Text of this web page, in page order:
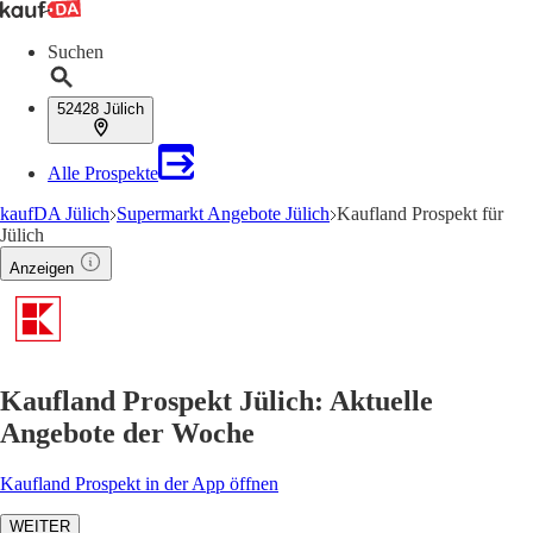
Suchen
52428 Jülich
Alle Prospekte
kaufDA Jülich Supermarkt Angebote Jülich Kaufland Prospekt für
Jülich
Anzeigen
Kaufland Prospekt Jülich: Aktuelle
Angebote der Woche
Kaufland Prospekt in der App öffnen
WEITER